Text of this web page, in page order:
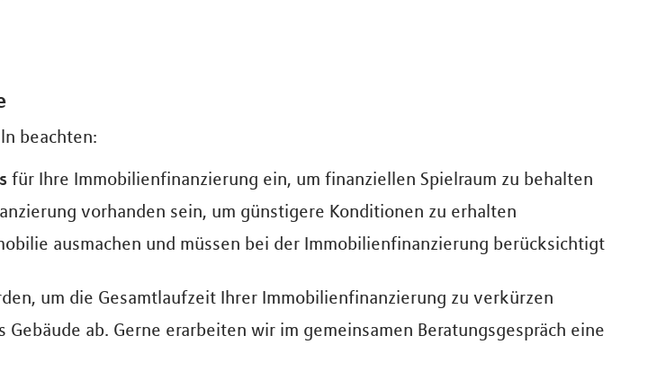
beachten:
für Ihre Immobilienfinanzierung ein, um finanziellen Spielraum zu behalten
vorhanden sein, um günstigere Konditionen zu erhalten
ausmachen und müssen bei der Immobilienfinanzierung berücksichtigt
um die Gesamtlaufzeit Ihrer Immobilienfinanzierung zu verkürzen
ab. Gerne erarbeiten wir im gemeinsamen Beratungsgespräch eine